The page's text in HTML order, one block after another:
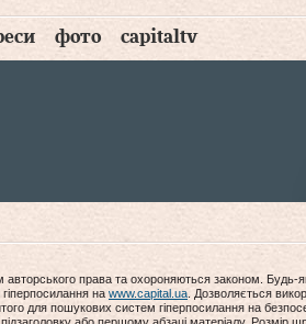
фото capitaltv
авторського права та охороняються законом. Будь-
на www.capital.ua . Дозволяється
для пошукових систем гіперпосилання на